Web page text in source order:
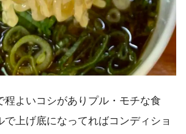
程よいコシがありプル・モチな食
で上げ底になってればコンディショ